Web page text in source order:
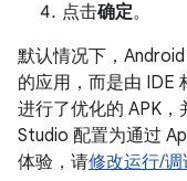
点击确定。
默认情况下，
的应用，而是由 IDE
进行了优化的 APK
Studio 配置为通过
体验，请修改运行/